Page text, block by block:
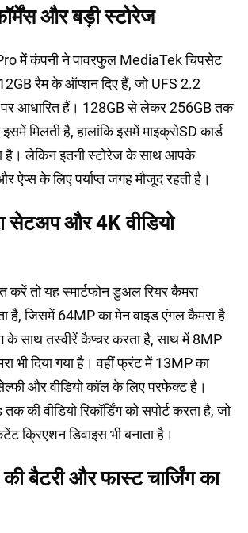
और बड़ी स्टोरेज
में कंपनी ने पावरफुल MediaTek चिपसेट
रैम के ऑप्शन दिए हैं, जो UFS 2.2
पर आधारित हैं। 128GB से लेकर 256GB तक
मिलती है, हालांकि इसमें माइक्रोSD कार्ड
है। लेकिन इतनी स्टोरेज के साथ आपके
ऐप्स के लिए पर्याप्त जगह मौजूद रहती है।
सेटअप और 4K वीडियो
करें तो यह स्मार्टफोन डुअल रियर कैमरा
जिसमें 64MP का मेन वाइड एंगल कैमरा है
के साथ तस्वीरें कैप्चर करता है, साथ में 8MP
भी दिया गया है। वहीं फ्रंट में 13MP का
और वीडियो कॉल के लिए परफेक्ट है।
की वीडियो रिकॉर्डिंग को सपोर्ट करता है, जो
क्रिएशन डिवाइस भी बनाता है।
बैटरी और फास्ट चार्जिंग का